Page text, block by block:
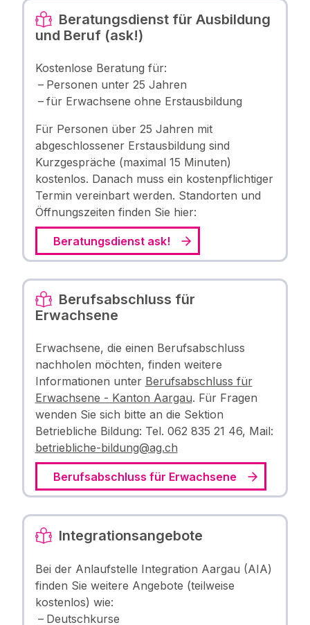
Beratungsdienst für Ausbildung
und Beruf (ask!)
Kostenlose Beratung für:
Personen unter 25 Jahren
für Erwachsene ohne Erstausbildung
Für Personen über 25 Jahren mit
abgeschlossener Erstausbildung sind
Kurzgespräche (maximal 15 Minuten)
kostenlos. Danach muss ein kostenpflichtiger
Termin vereinbart werden. Standorten und
Öffnungszeiten finden Sie hier:
Beratungsdienst ask!
Berufsabschluss für
Erwachsene
Erwachsene, die einen Berufsabschluss
nachholen möchten, finden weitere
Informationen unter Berufsabschluss für
Erwachsene - Kanton Aargau. Für Fragen
wenden Sie sich bitte an die Sektion
Betriebliche Bildung: Tel. 062 835 21 46, Mail:
betriebliche-bildung@ag.ch
Berufsabschluss für Erwachsene
Integrationsangebote
Bei der Anlaufstelle Integration Aargau (AIA)
finden Sie weitere Angebote (teilweise
kostenlos) wie:
Deutschkurse